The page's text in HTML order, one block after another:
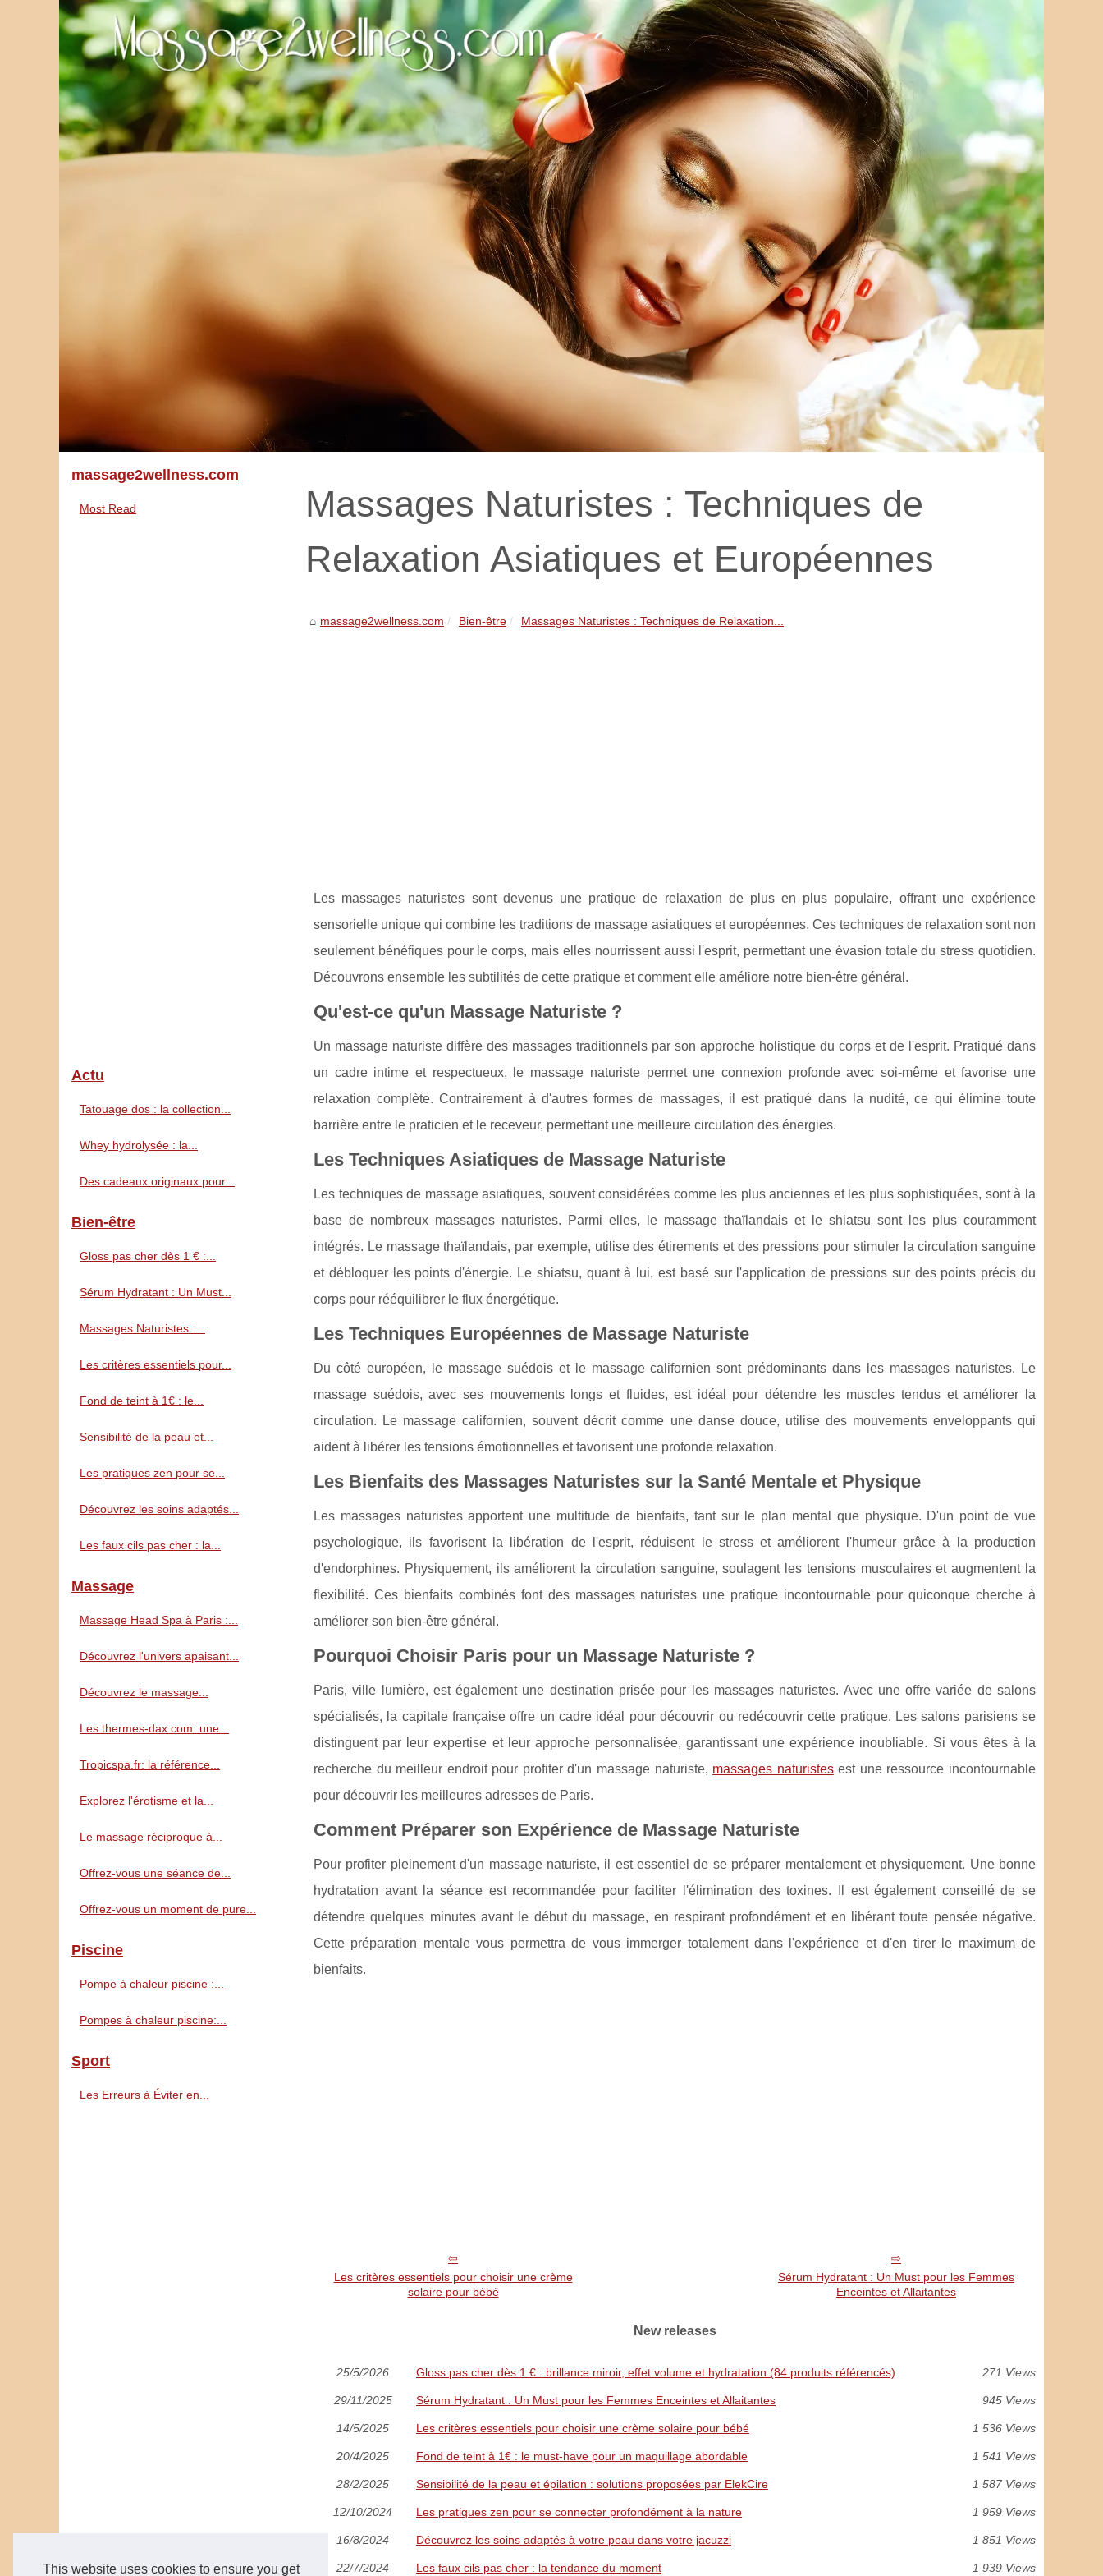
This website uses cookies to ensure you get
Massages Naturistes : Techniques de
Relaxation Asiatiques et Européennes
massage2wellness.com Bien-être Massages Naturistes : Techniques de Relaxation...
Les massages naturistes sont devenus une pratique de relaxation de plus en plus populaire, offrant une expérience
sensorielle unique qui combine les traditions de massage asiatiques et européennes. Ces techniques de relaxation sont non
seulement bénéfiques pour le corps, mais elles nourrissent aussi l'esprit, permettant une évasion totale du stress quotidien.
Découvrons ensemble les subtilités de cette pratique et comment elle améliore notre bien-être général.
Qu'est-ce qu'un Massage Naturiste ?
Un massage naturiste diffère des massages traditionnels par son approche holistique du corps et de l'esprit. Pratiqué dans
un cadre intime et respectueux, le massage naturiste permet une connexion profonde avec soi-même et favorise une
relaxation complète. Contrairement à d'autres formes de massages, il est pratiqué dans la nudité, ce qui élimine toute
barrière entre le praticien et le receveur, permettant une meilleure circulation des énergies.
Les Techniques Asiatiques de Massage Naturiste
Les techniques de massage asiatiques, souvent considérées comme les plus anciennes et les plus sophistiquées, sont à la
base de nombreux massages naturistes. Parmi elles, le massage thaïlandais et le shiatsu sont les plus couramment
intégrés. Le massage thaïlandais, par exemple, utilise des étirements et des pressions pour stimuler la circulation sanguine
et débloquer les points d'énergie. Le shiatsu, quant à lui, est basé sur l'application de pressions sur des points précis du
corps pour rééquilibrer le flux énergétique.
Les Techniques Européennes de Massage Naturiste
Du côté européen, le massage suédois et le massage californien sont prédominants dans les massages naturistes. Le
massage suédois, avec ses mouvements longs et fluides, est idéal pour détendre les muscles tendus et améliorer la
circulation. Le massage californien, souvent décrit comme une danse douce, utilise des mouvements enveloppants qui
aident à libérer les tensions émotionnelles et favorisent une profonde relaxation.
Les Bienfaits des Massages Naturistes sur la Santé Mentale et Physique
Les massages naturistes apportent une multitude de bienfaits, tant sur le plan mental que physique. D'un point de vue
psychologique, ils favorisent la libération de l'esprit, réduisent le stress et améliorent l'humeur grâce à la production
d'endorphines. Physiquement, ils améliorent la circulation sanguine, soulagent les tensions musculaires et augmentent la
flexibilité. Ces bienfaits combinés font des massages naturistes une pratique incontournable pour quiconque cherche à
améliorer son bien-être général.
Pourquoi Choisir Paris pour un Massage Naturiste ?
Paris, ville lumière, est également une destination prisée pour les massages naturistes. Avec une offre variée de salons
spécialisés, la capitale française offre un cadre idéal pour découvrir ou redécouvrir cette pratique. Les salons parisiens se
distinguent par leur expertise et leur approche personnalisée, garantissant une expérience inoubliable. Si vous êtes à la
recherche du meilleur endroit pour profiter d'un massage naturiste, massages naturistesest une ressource incontournable
pour découvrir les meilleures adresses de Paris.
Comment Préparer son Expérience de Massage Naturiste
Pour profiter pleinement d'un massage naturiste, il est essentiel de se préparer mentalement et physiquement. Une bonne
hydratation avant la séance est recommandée pour faciliter l'élimination des toxines. Il est également conseillé de se
détendre quelques minutes avant le début du massage, en respirant profondément et en libérant toute pensée négative.
Cette préparation mentale vous permettra de vous immerger totalement dans l'expérience et d'en tirer le maximum de
bienfaits.
Les critères essentiels pour choisir une crème
solaire pour bébé
Sérum Hydratant : Un Must pour les Femmes
Enceintes et Allaitantes
New releases
25/5/2026 Gloss pas cher dès 1 € : brillance miroir, effet volume et hydratation (84 produits référencés) 271 Views
29/11/2025 Sérum Hydratant : Un Must pour les Femmes Enceintes et Allaitantes 945 Views
14/5/2025 Les critères essentiels pour choisir une crème solaire pour bébé 1 536 Views
20/4/2025 Fond de teint à 1€ : le must-have pour un maquillage abordable 1 541 Views
28/2/2025 Sensibilité de la peau et épilation : solutions proposées par ElekCire 1 587 Views
12/10/2024 Les pratiques zen pour se connecter profondément à la nature 1 959 Views
16/8/2024 Découvrez les soins adaptés à votre peau dans votre jacuzzi 1 851 Views
22/7/2024 Les faux cils pas cher : la tendance du moment 1 939 Views
massage2wellness.com
Most Read
Actu
Tatouage dos : la collection...
Whey hydrolysée : la...
Des cadeaux originaux pour...
Bien-être
Gloss pas cher dès 1 € :...
Sérum Hydratant : Un Must...
Massages Naturistes :...
Les critères essentiels pour...
Fond de teint à 1€ : le...
Sensibilité de la peau et...
Les pratiques zen pour se...
Découvrez les soins adaptés...
Les faux cils pas cher : la...
Massage
Massage Head Spa à Paris :...
Découvrez l'univers apaisant...
Découvrez le massage...
Les thermes-dax.com: une...
Tropicspa.fr: la référence...
Explorez l'érotisme et la...
Le massage réciproque à...
Offrez-vous une séance de...
Offrez-vous un moment de pure...
Piscine
Pompe à chaleur piscine :...
Pompes à chaleur piscine:...
Sport
Les Erreurs à Éviter en...